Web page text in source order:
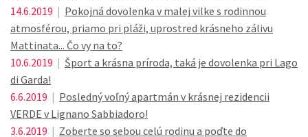
14.6.2019 | Pokojná dovolenka v malej vilke s rodinnou
atmosférou, priamo pri pláži, uprostred krásneho zálivu
Mattinata... Čo vy na to?
10.6.2019 | Šport a krásna príroda, taká je dovolenka pri Lago
di Garda!
6.6.2019 | Posledný voľný apartmán v krásnej rezidencii
VERDE v Lignano Sabbiadoro!
3.6.2019 | Zoberte so sebou celú rodinu a poďte do